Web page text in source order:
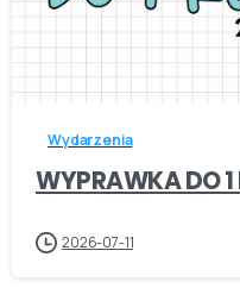
Wydarzenia
WYPRAWKA DO
2026-07-11